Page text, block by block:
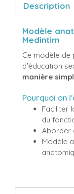
Description
Modèle
Medintim
Ce modèle de
d'éducation
manière
Pourquoi on
Faciliter
du
Aborder
Modèle